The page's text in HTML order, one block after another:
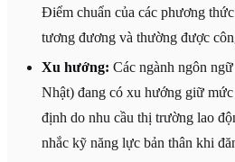
Điểm chuẩn của các phương
tương đương và thường được
Xu hướng: Các ngành ngôn
Nhật) đang có xu hướng giữ
định do nhu cầu thị trường lao
nhắc kỹ năng lực bản thân khi